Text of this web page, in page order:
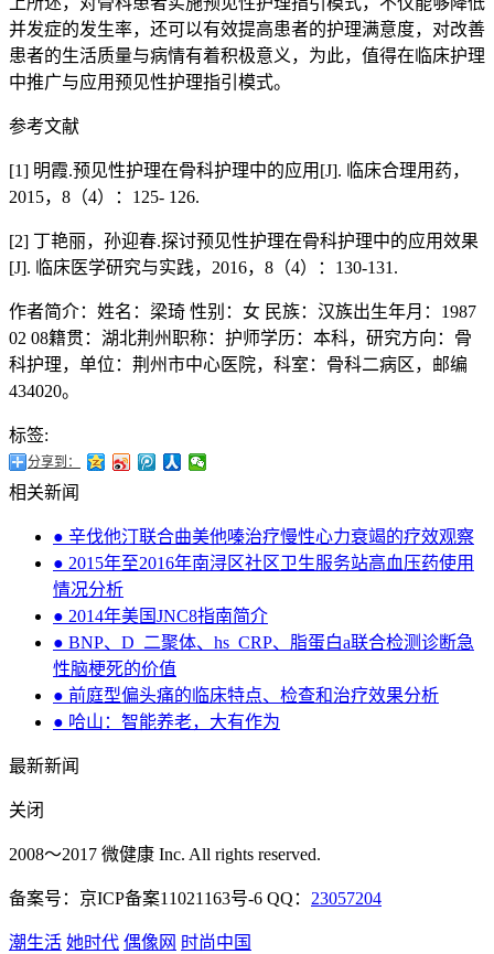
并发症的发生率，还可以有效提高患者的护理满意度，对改善
患者的生活质量与病情有着积极意义，为此，值得在临床护理
中推广与应用预见性护理指引模式。
参考文献
[1] 明霞.预见性护理在骨科护理中的应用[J]. 临床合理用药，
2015，8（4）：125- 126.
[2] 丁艳丽，孙迎春.探讨预见性护理在骨科护理中的应用效果
[J]. 临床医学研究与实践，2016，8（4）：130-131.
作者简介：姓名：梁琦 性别：女 民族：汉族出生年月：1987
02 08籍贯：湖北荆州职称：护师学历：本科，研究方向：骨
科护理，单位：荆州市中心医院，科室：骨科二病区，邮编
434020。
标签:
分享到：
相关新闻
● 辛伐他汀联合曲美他嗪治疗慢性心力衰竭的疗效观察
● 2015年至2016年南浔区社区卫生服务站高血压药使用
情况分析
● 2014年美国JNC8指南简介
● BNP、D_二聚体、hs_CRP、脂蛋白a联合检测诊断急
性脑梗死的价值
● 前庭型偏头痛的临床特点、检查和治疗效果分析
● 哈山：智能养老，大有作为
最新新闻
关闭
2008～2017 微健康 Inc. All rights reserved.
备案号：京ICP备案11021163号-6 QQ： 23057204
潮生活 她时代 偶像网 时尚中国